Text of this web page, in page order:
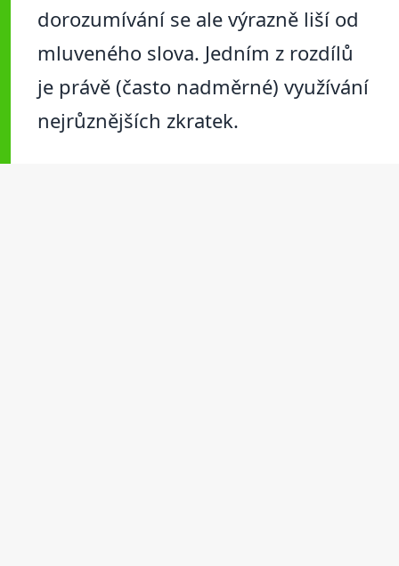
dorozumívání se ale výrazně liší od
mluveného slova. Jedním z rozdílů
je právě (často nadměrné) využívání
nejrůznějších zkratek.